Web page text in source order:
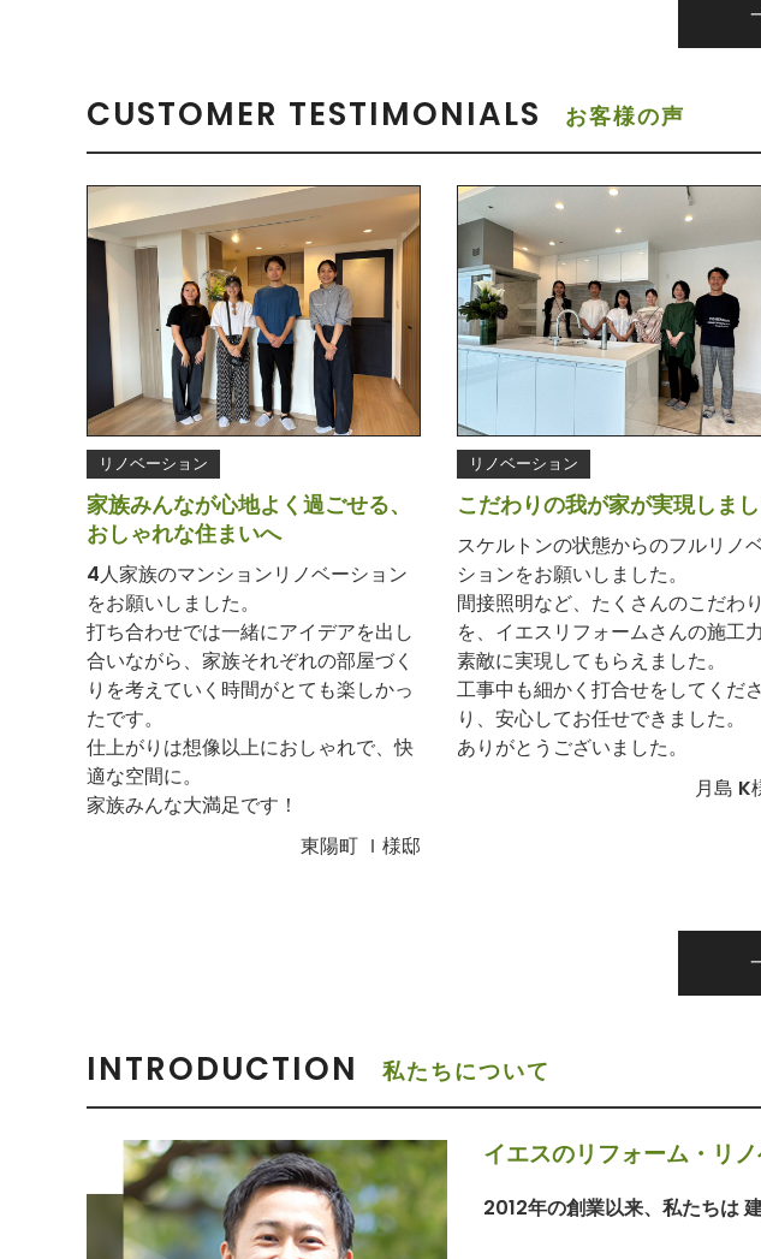
CUSTOMER TESTIMONIALS お客様の声
リノベーション
家族みんなが心地よく過ごせる、
おしゃれな住まいへ
4人家族のマンションリノベーション
をお願いしました。
打ち合わせでは一緒にアイデアを出し
合いながら、家族それぞれの部屋づく
りを考えていく時間がとても楽しかっ
たです。
仕上がりは想像以上におしゃれで、快
適な空間に。
家族みんな大満足です！
東陽町 Ｉ様邸
リノベーション
こだわりの我が家が実現しま
スケルトンの状態からのフルリノ
ションをお願いしました。
間接照明など、たくさんのこだわり
を、イエスリフォームさんの施工
素敵に実現してもらえました。
工事中も細かく打合せをしてくださ
り、安心してお任せできました。
ありがとうございました。
月島 K
INTRODUCTION 私たちについて
イエスのリフォーム・リ
2012年の創業以来、私たちは